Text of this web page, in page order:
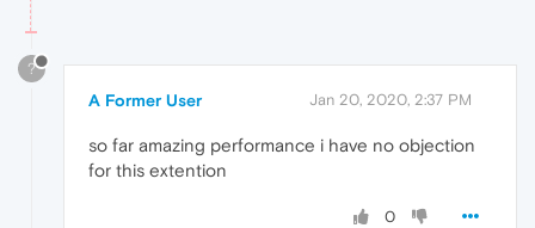
?
A Former User Jan 20, 2020, 2:37 PM
so far amazing performance i have no objection
for this extention
0